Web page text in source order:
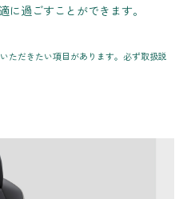
に過ごすことができます。
ただきたい項目があります。必ず取扱説